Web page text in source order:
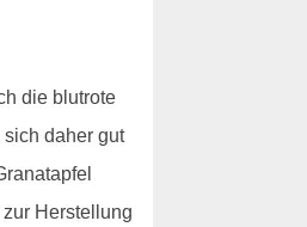
die blutrote
daher gut
Herstellung